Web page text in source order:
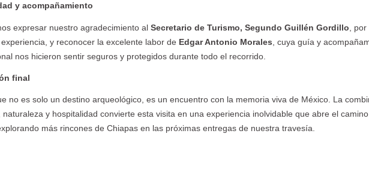
y acompañamiento
expresar nuestro agradecimiento al Secretario de Turismo, Segundo Guillén Gordillo ,
y reconocer la excelente labor de Edgar Antonio Morales , cuya guía y
nos hicieron sentir seguros y protegidos durante todo el recorrido.
final
no es solo un destino arqueológico, es un encuentro con la memoria viva de México. La
naturaleza y hospitalidad convierte esta visita en una experiencia inolvidable que abre el
más rincones de Chiapas en las próximas entregas de nuestra travesía.